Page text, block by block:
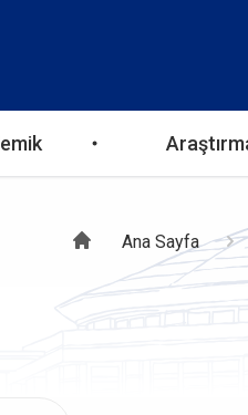
Sayfa
Ana Sayfa